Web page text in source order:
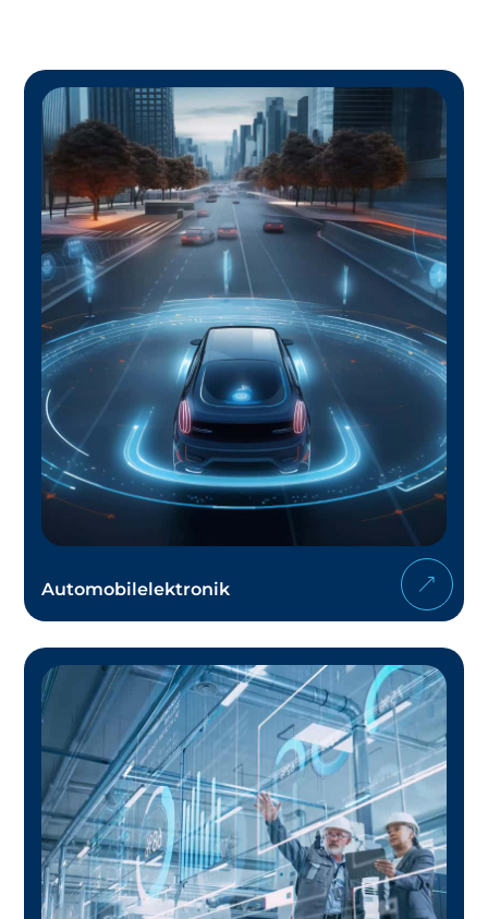
Automobilelektronik